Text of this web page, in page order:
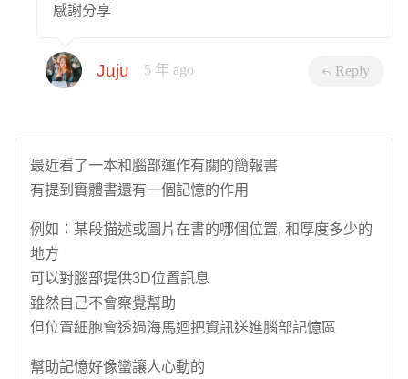
感謝分享
Juju 5 年 ago Reply
最近看了一本和腦部運作有關的簡報書
有提到實體書還有一個記憶的作用
例如：某段描述或圖片在書的哪個位置, 和厚度多少的
地方
可以對腦部提供3D位置訊息
雖然自己不會察覺幫助
但位置細胞會透過海馬迴把資訊送進腦部記憶區
幫助記憶好像蠻讓人心動的